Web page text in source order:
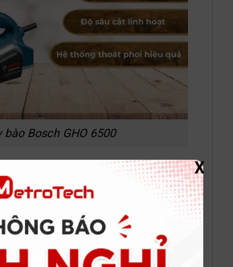
bào Bosch GHO 6500
GHO 6500
nổi bật với nhiều tính
ứng nhu cầu của cả thợ mộc
người dùng gia đình:
X